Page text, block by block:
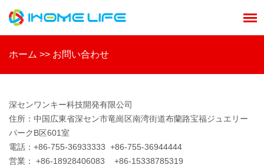
ホーム >> お問い合わせ
深センワンキー科技開発有限公司
住所：中国広東省深セン市竜崗区南湾街道布蘭路宝福ジュエリー
パークB区601室
電話：+86-755-36933333 +86-755-36944444
営業： +86-18928406083 +86-15338785319